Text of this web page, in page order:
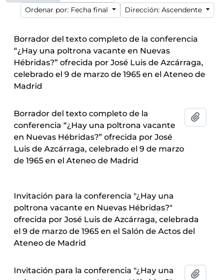
Ordenar por: Fecha final
Dirección: Ascendente
Borrador del texto completo de la conferencia
“¿Hay una poltrona vacante en Nuevas
Hébridas?” ofrecida por José Luis de Azcárraga,
celebrado el 9 de marzo de 1965 en el Ateneo de
Madrid
Borrador del texto completo de la
conferencia “¿Hay una poltrona vacante
en Nuevas Hébridas?” ofrecida por José
Luis de Azcárraga, celebrado el 9 de marzo
de 1965 en el Ateneo de Madrid
Invitación para la conferencia "¿Hay una
poltrona vacante en Nuevas Hébridas?"
ofrecida por José Luis de Azcárraga, celebrada
el 9 de marzo de 1965 en el Salón de Actos del
Ateneo de Madrid
Invitación para la conferencia "¿Hay una